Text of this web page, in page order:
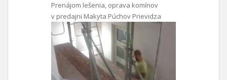
Prenájom lešenia, oprava komínov
v predajni Makyta Púchov Prievidza